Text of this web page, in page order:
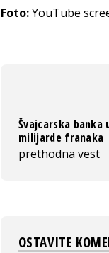
Foto:YouTube
Švajcarska banka
milijarde franaka
prethodna vest
OSTAVITE